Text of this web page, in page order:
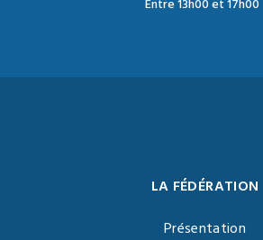
Entre 13h00 et 17h00
LA FÉDÉRATION
Présentation